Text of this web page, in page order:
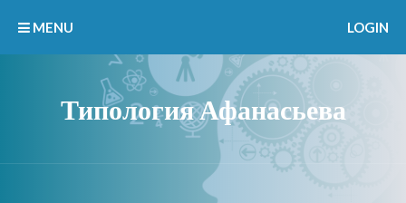
Типология Афанасьева
MENU LOGIN